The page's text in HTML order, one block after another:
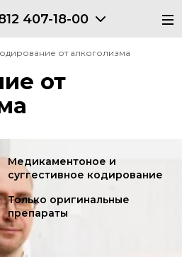
407-18-00
от алкоголизма
от
Медикаментоное и
суггестивное кодирование
Только оригинальные
препараты